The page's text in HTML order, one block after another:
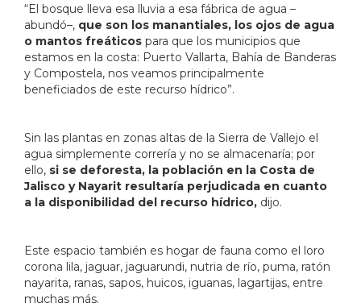
“El bosque lleva esa lluvia a esa fábrica de agua –
abundó–, que son los manantiales, los ojos de agua
o mantos freáticos para que los municipios que
estamos en la costa: Puerto Vallarta, Bahía de Banderas
y Compostela, nos veamos principalmente
beneficiados de este recurso hídrico”.
Sin las plantas en zonas altas de la Sierra de Vallejo el
agua simplemente correría y no se almacenaría; por
ello, si se deforesta, la población en la Costa de
Jalisco y Nayarit resultaría perjudicada en cuanto
a la disponibilidad del recurso hídrico, dijo.
Este espacio también es hogar de fauna como el loro
corona lila, jaguar, jaguarundi, nutria de río, puma, ratón
nayarita, ranas, sapos, huicos, iguanas, lagartijas, entre
muchas más.